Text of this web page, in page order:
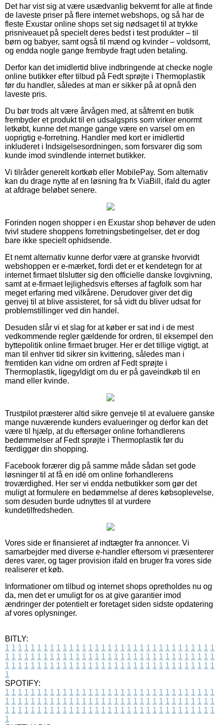
Det har vist sig at være usædvanlig bekvemt for alle at finde
de laveste priser på flere internet webshops, og så har de
fleste Exustar online shops set sig nødsaget til at trykke
prisniveauet på specielt deres bedst i test produkter – til
børn og babyer, samt også til mænd og kvinder – voldsomt,
og endda nogle gange frembyde fragt uden betaling.
Derfor kan det imidlertid blive indbringende at checke nogle
online butikker efter tilbud på Fedt sprøjte i Thermoplastik
før du handler, således at man er sikker på at opnå den
laveste pris.
Du bør trods alt være årvågen med, at såfremt en butik
frembyder et produkt til en udsalgspris som virker enormt
letkøbt, kunne det mange gange være en varsel om en
uoprigtig e-forretning. Handler med kort er imidlertid
inkluderet i Indsigelsesordningen, som forsvarer dig som
kunde imod svindlende internet butikker.
Vi tilråder generelt kortkøb eller MobilePay. Som alternativ
kan du drage nytte af en løsning fra fx ViaBill, ifald du agter
at afdrage beløbet senere.
Forinden nogen shopper i en Exustar shop behøver de uden
tvivl studere shoppens forretningsbetingelser, det er dog
bare ikke specielt ophidsende.
Et nemt alternativ kunne derfor være at granske hvorvidt
webshoppen er e-mærket, fordi det er et kendetegn for at
internet firmaet tilslutter sig den officielle danske lovgivning,
samt at e-firmaet lejlighedsvis efterses af fagfolk som har
meget erfaring med vilkårene. Derudover giver det dig
genvej til at blive assisteret, for så vidt du bliver udsat for
problemstillinger ved din handel.
Desuden slår vi et slag for at køber er sat ind i de mest
vedkommende regler gældende for ordren, til eksempel den
byttepolitik online firmaet bruger. Her er det tillige vigtigt, at
man til enhver tid sikrer sin kvittering, således man i
fremtiden kan vidne om ordren af Fedt sprøjte i
Thermoplastik, ligegyldigt om du er på gaveindkøb til en
mand eller kvinde.
Trustpilot præsterer altid sikre genveje til at evaluere ganske
mange nuværende kunders evalueringer og derfor kan det
være til hjælp, at du eftersøger online forhandlerens
bedømmelser af Fedt sprøjte i Thermoplastik før du
færdiggør din shopping.
Facebook forærer dig på samme måde sådan set gode
løsninger til at få en idé om online forhandlerens
troværdighed. Her ser vi endda netbutikker som gør det
muligt at formulere en bedømmelse af deres købsoplevelse,
som desuden burde udnyttes til at vurdere
kundetilfredsheden.
Vores side er finansieret af indtægter fra annoncer. Vi
samarbejder med diverse e-handler eftersom vi præsenterer
deres varer, og tager provision ifald en bruger fra vores side
realiserer et køb.
Informationer om tilbud og internet shops opretholdes nu og
da, men det er umuligt for os at give garantier imod
ændringer der potentielt er foretaget siden sidste opdatering
af vores oplysninger.
BITLY:
1 1 1 1 1 1 1 1 1 1 1 1 1 1 1 1 1 1 1 1 1 1 1 1 1 1 1 1 1 1 1 1 1
1 1 1 1 1 1 1 1 1 1 1 1 1 1 1 1 1 1 1 1 1 1 1 1 1 1 1 1 1 1 1 1 1
1 1 1 1 1 1 1 1 1 1 1 1 1 1 1 1 1 1 1 1 1 1 1 1 1 1 1 1 1 1 1 1 1
1
SPOTIFY:
1 1 1 1 1 1 1 1 1 1 1 1 1 1 1 1 1 1 1 1 1 1 1 1 1 1 1 1 1 1 1 1 1
1 1 1 1 1 1 1 1 1 1 1 1 1 1 1 1 1 1 1 1 1 1 1 1 1 1 1 1 1 1 1 1 1
1 1 1 1 1 1 1 1 1 1 1 1 1 1 1 1 1 1 1 1 1 1 1 1 1 1 1 1 1 1 1 1 1
1